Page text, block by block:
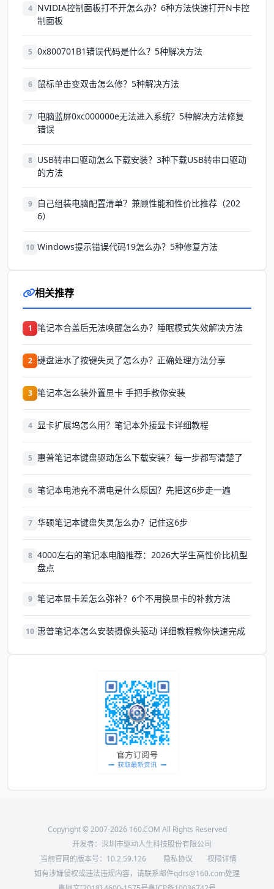
4 NVIDIA控制面板打不开怎么办？6种方法快速打开N卡控
制面板
5 0x800701B1错误代码是什么？5种解决方法
6 鼠标单击变双击怎么修？5种解决方法
7 电脑蓝屏0xc000000e无法进入系统？5种解决方法修复
错误
8 USB转串口驱动怎么下载安装？3种下载USB转串口驱动
的方法
9
自己组装电脑配置清单？兼顾性能和性价比推荐（202
6）
10 Windows提示错误代码19怎么办？5种修复方法
相关推荐
1 笔记本合盖后无法唤醒怎么办？睡眠模式失效解决方法
2 键盘进水了按键失灵了怎么办？正确处理方法分享
3 笔记本怎么装外置显卡 手把手教你安装
4 显卡扩展坞怎么用？笔记本外接显卡详细教程
5 惠普笔记本键盘驱动怎么下载安装？每一步都写清楚了
6 笔记本电池充不满电是什么原因？先把这6步走一遍
7 华硕笔记本键盘失灵怎么办？记住这6步
8 4000左右的笔记本电脑推荐：2026大学生高性价比机型
盘点
9 笔记本显卡差怎么弥补？6个不用换显卡的补救方法
10 惠普笔记本怎么安装摄像头驱动 详细教程教你快速完成
Copyright © 2007-2026 160.COM All Rights Reserved
开发者：深圳市驱动人生科技股份有限公司
当前官网的版本号： 10.2.59.126 隐私协议
权限详情
如有涉嫌侵权或违法违规内容，请联系邮件qdrs@160.com处理